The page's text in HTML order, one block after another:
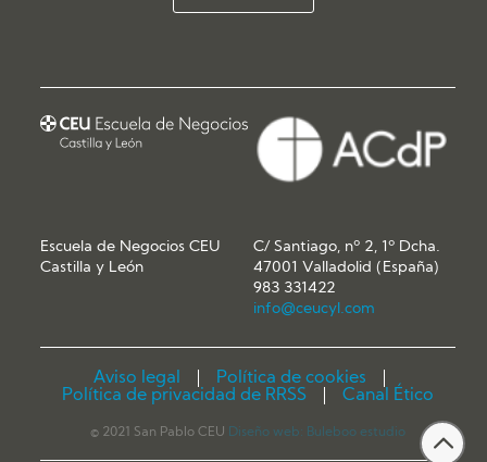
Escuela de Negocios CEU
Castilla y León
C/ Santiago, nº 2, 1º Dcha.
47001 Valladolid (España)
983 331422
info@ceucyl.com
Aviso legal
Política de cookies
Política de privacidad de RRSS
Canal Ético
© 2021 San Pablo CEU Diseño web: Buleboo estudio